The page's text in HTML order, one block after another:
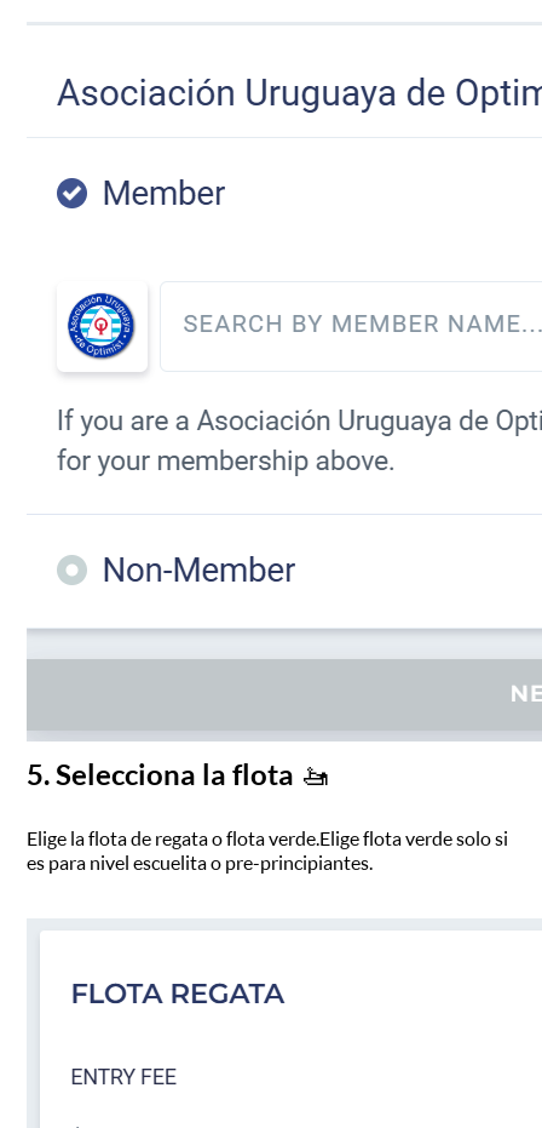
5. Selecciona la flota 🚤
Elige la flota de regata o flota verde. Elige flota verde solo si
es para nivel escuelita o pre-principiantes.